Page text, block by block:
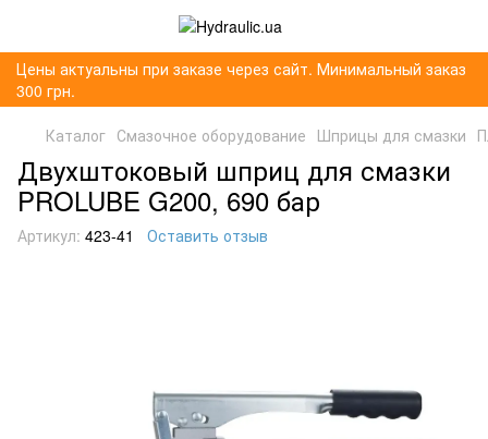
Цены актуальны при заказе через сайт. Минимальный заказ
300 грн.
Каталог Смазочное оборудование Шприцы для смазки
Двухштоковый шприц для смазки
PROLUBE G200, 690 бар
Артикул: 423-41 Оставить отзыв